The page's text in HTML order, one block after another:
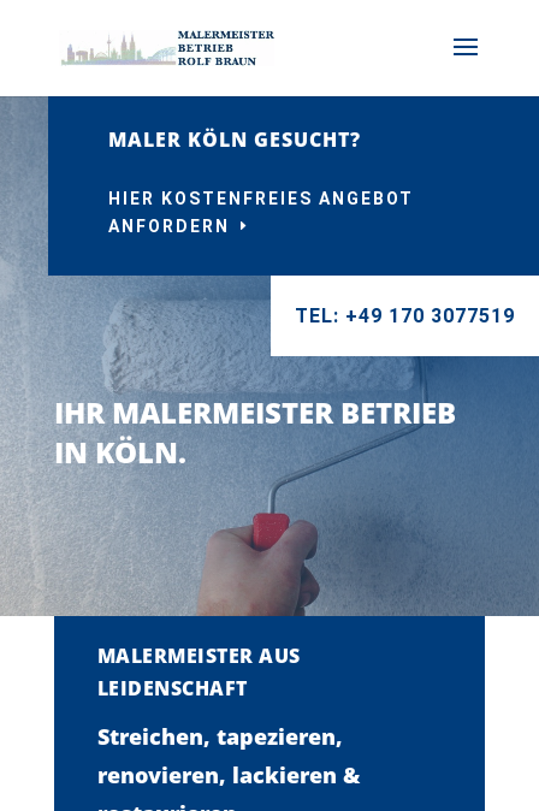
MALER KÖLN GESUCHT?
HIER KOSTENFREIES ANGEBOT
ANFORDERN
TEL: +49 170 3077519
IHR MALERMEISTER BETRIEB
IN KÖLN.
MALERMEISTER AUS
LEIDENSCHAFT
Streichen, tapezieren,
renovieren, lackieren &